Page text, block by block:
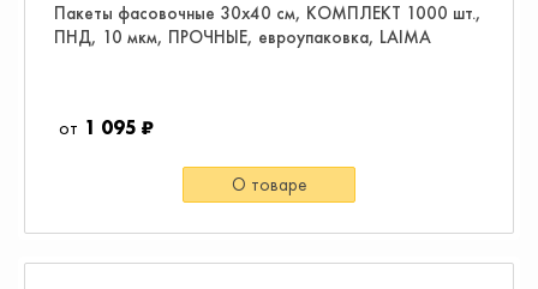
Пакеты фасовочные 30х40 см, КОМПЛЕКТ 1000 шт.,
ПНД, 10 мкм, ПРОЧНЫЕ, евроупаковка, LAIMA
1 095 ₽
О товаре